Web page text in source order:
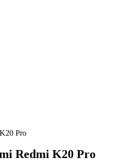
Pro
Redmi K20 Pro